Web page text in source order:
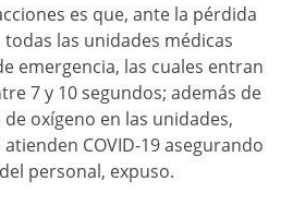
es que, ante la pérdida
las unidades médicas
emergencia, las cuales entran
7 y 10 segundos; además de
oxígeno en las unidades,
COVID-19 asegurando
personal, expuso.